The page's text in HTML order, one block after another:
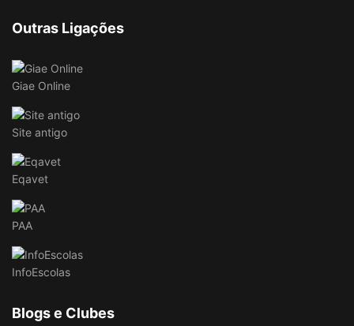
Outras Ligações
Giae Online
Site antigo
Eqavet
PAA
InfoEscolas
Blogs e Clubes